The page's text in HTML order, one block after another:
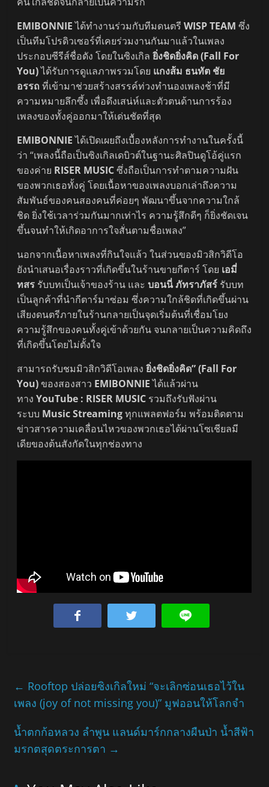
EMIBONNIEได้ทำงานร่วมกับทีมดนตรีWISP TEAM ซึ่ง
เป็นทีมโปรดิวเซอร์ที่เคยร่วมงานกันมาแล้วในเพลง
ประกอบซีรีส์ชื่อดัง โดยในซิงเกิลยิ่งชิดยิ่งคิด (Fall For
You)ได้รับการดูแลภาพรวมโดย แกงส้ม ธนทัต ชัย
อรรถที่เข้ามาช่วยสร้างสรรค์ท่วงทำนองเพลงช้าที่มี
ความหมายลึกซึ้ง เพื่อดึงเสน่ห์และตัวตนด้านการร้อง
เพลงของทั้งคู่ออกมาให้เด่นชัดที่สุด
EMIBONNIEได้เปิดเผยถึงเบื้องหลังการทำงานในครั้งนี้
ว่า “เพลงนี้ถือเป็นซิงเกิลเดบิวต์ในฐานะศิลปินดูโอ้คู่แรก
ของค่าย RISER MUSICซึ่งถือเป็นการทำตามความฝัน
ของพวกเธอทั้งคู่ โดยเนื้อหาของเพลงบอกเล่าถึงความ
สัมพันธ์ของคนสองคนที่ค่อยๆ พัฒนาขึ้นจากความใกล้
ชิด ยิ่งใช้เวลาร่วมกันมากเท่าไร ความรู้สึกดีๆ ก็ยิ่งชัดเจน
ขึ้นจนทำให้เกิดอาการใจสั่นตามชื่อเพลง”
นอกจากเนื้อหาเพลงที่กินใจแล้ว ในส่วนของมิวสิกวิดีโอ
ยังนำเสนอเรื่องราวที่เกิดขึ้นในร้านขายกีตาร์ โดย เอมี่
ทสร รับบทเป็นเจ้าของร้าน และบอนนี่ ภัทราภัสร์ รับบท
เป็นลูกค้าที่นำกีตาร์มาซ่อม ซึ่งความใกล้ชิดที่เกิดขึ้นผ่าน
เสียงดนตรีภายในร้านกลายเป็นจุดเริ่มต้นที่เชื่อมโยง
ความรู้สึกของคนทั้งคู่เข้าด้วยกัน จนกลายเป็นความคิดถึง
ที่เกิดขึ้นโดยไม่ตั้งใจ
สามารถรับชมมิวสิกวิดีโอเพลงยิ่งชิดยิ่งคิด” (Fall For
You)ของสองสาว EMIBONNIEได้แล้วผ่าน
ทางYouTube : RISER MUSIC รวมถึงรับฟังผ่าน
ระบบ Music Streamingทุกแพลตฟอร์ม พร้อมติดตาม
ข่าวสารความเคลื่อนไหวของพวกเธอได้ผ่านโซเชียลมี
เดียของต้นสังกัดในทุกช่องทาง
← Rooftop ปล่อยซิงเกิลใหม่ “จะเลิกซ่อนเธอไว้ใน
เพลง (joy of not missing you)” มูฟออนให้โลกจำ
น้ำตกก้อหลวง ลำพูน แลนด์มาร์กกลางผืนป่า น้ำสีฟ้า
มรกตสุดตระการตา →